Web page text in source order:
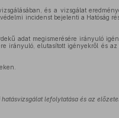
és a vizsgálat
incidenst bejelenti a Hatóság
adat megismerésére irányuló
irányuló, elutasított igényekről és
lefolytatása és az